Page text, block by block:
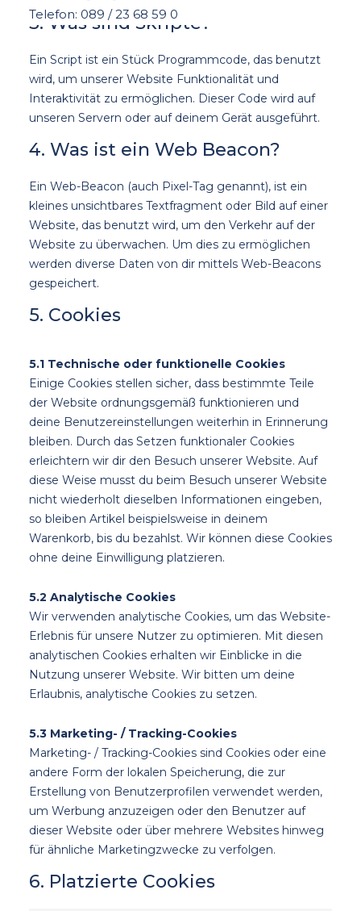
Telefon: 089 / 23 68 59 0
3. Was sind Skripte?
Ein Script ist ein Stück Programmcode, das benutzt
wird, um unserer Website Funktionalität und
Interaktivität zu ermöglichen. Dieser Code wird auf
unseren Servern oder auf deinem Gerät ausgeführt.
4. Was ist ein Web Beacon?
Ein Web-Beacon (auch Pixel-Tag genannt), ist ein
kleines unsichtbares Textfragment oder Bild auf einer
Website, das benutzt wird, um den Verkehr auf der
Website zu überwachen. Um dies zu ermöglichen
werden diverse Daten von dir mittels Web-Beacons
gespeichert.
5. Cookies
5.1 Technische oder funktionelle Cookies
Einige Cookies stellen sicher, dass bestimmte Teile
der Website ordnungsgemäß funktionieren und
deine Benutzereinstellungen weiterhin in Erinnerung
bleiben. Durch das Setzen funktionaler Cookies
erleichtern wir dir den Besuch unserer Website. Auf
diese Weise musst du beim Besuch unserer Website
nicht wiederholt dieselben Informationen eingeben,
so bleiben Artikel beispielsweise in deinem
Warenkorb, bis du bezahlst. Wir können diese Cookies
ohne deine Einwilligung platzieren.
5.2 Analytische Cookies
Wir verwenden analytische Cookies, um das Website-
Erlebnis für unsere Nutzer zu optimieren. Mit diesen
analytischen Cookies erhalten wir Einblicke in die
Nutzung unserer Website. Wir bitten um deine
Erlaubnis, analytische Cookies zu setzen.
5.3 Marketing- / Tracking-Cookies
Marketing- / Tracking-Cookies sind Cookies oder eine
andere Form der lokalen Speicherung, die zur
Erstellung von Benutzerprofilen verwendet werden,
um Werbung anzuzeigen oder den Benutzer auf
dieser Website oder über mehrere Websites hinweg
für ähnliche Marketingzwecke zu verfolgen.
6. Platzierte Cookies